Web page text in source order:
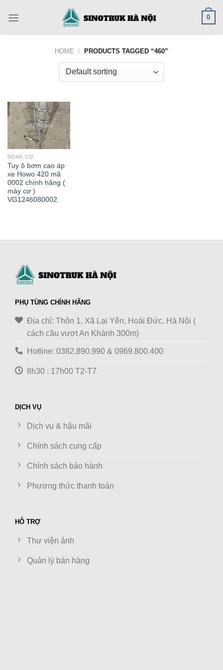
0
HOME / PRODUCTS TAGGED “460”
ĐỘNG CƠ
Tuy ô bơm cao áp
xe Howo 420 mã
0002 chính hãng (
máy cơ )
VG1246080002
PHỤ TÙNG CHÍNH HÃNG
Địa chỉ: Thôn 1, Xã Lại Yên, Hoài Đức, Hà Nội (
cách cầu vượt An Khánh 300m)
Hotline: 0382.890.990 & 0969.800.400
8h30 : 17h00 T2-T7
DỊCH VỤ
Dịch vụ & hậu mãi
Chính sách cung cấp
Chính sách bảo hành
Phương thức thanh toán
HỖ TRỢ
Thư viện ảnh
Quản lý bán hàng